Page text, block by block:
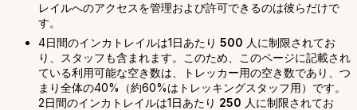
レイルへのアクセスを管理および許可できるのは彼らだけで
す。
4日間のインカトレイルは1日あたり 500 人に制限されてお
り、スタッフも含まれます。このため、このページに記載され
ている利用可能な空き数は、トレッカー用の空き数であり、つ
まり全体の40%（約60%はトレッキングスタッフ用）です。
2日間のインカトレイルは1日あたり 250 人に制限されてお